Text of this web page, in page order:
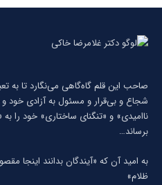
صاحب این قلم گاه‌گاهی می‌نگارد تا به
شجاع و بی‌قرار و مسئول به آزادی خود
ناامیدی» و «تنگنای ساختاری» خود را
برساند…
به امید آن که «آیندگان بدانند اینجا
ظلام»